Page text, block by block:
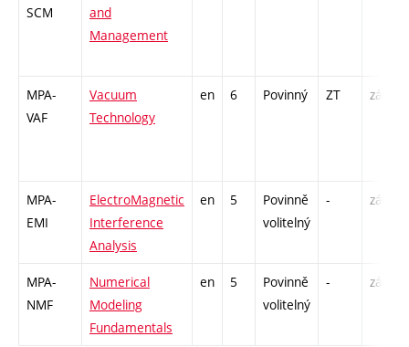
SCM
and
Management
MPA-
VAF
Vacuum
Technology
en 6 Povinný ZT zá,zk
MPA-
EMI
ElectroMagnetic
Interference
Analysis
en 5
Povinně
volitelný
- zá,zk
MPA-
NMF
Numerical
Modeling
Fundamentals
en 5
Povinně
volitelný
- zá,zk